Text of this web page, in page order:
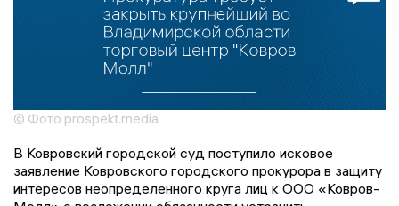
© Фото prospekt.media
В Ковровский городской суд поступило исковое
заявление Ковровского городского прокурора в защиту
интересов неопределенного круга лиц к ООО «Ковров-